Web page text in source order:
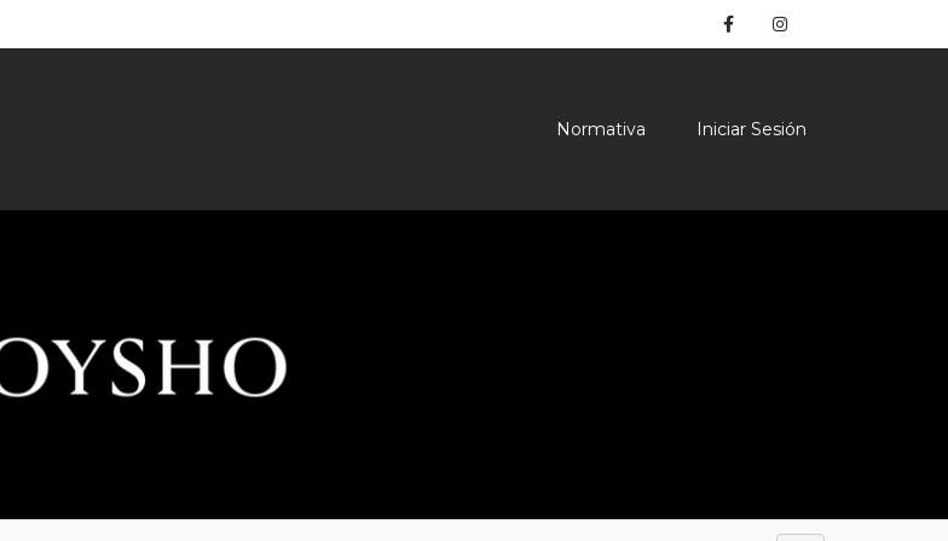
Normativa Iniciar Sesión